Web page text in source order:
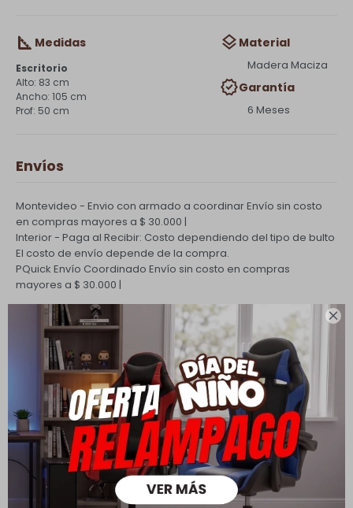

Medidas
Escritorio
83 cm
105 cm
50 cm
Material
Madera Maciza
Garantía
6 Meses
Envíos
Montevideo - Envio con armado a coordinarEnvío sin costo
en compras mayores a $ 30.000 |
Interior - Paga al Recibir: Costo dependiendo del tipo de bulto
El costo de envío depende de la compra.
PQuick Envío Coordinado Envío sin costo en compras
mayores a $ 30.000 |
Cambios y Devoluciones
Todas las compras realizadas tienen un plazo de 5 días para
su cambio.
Ver mas
Medios de pago